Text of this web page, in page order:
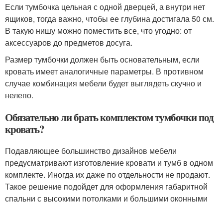
Если тумбочка цельная с одной дверцей, а внутри нет
ящиков, тогда важно, чтобы ее глубина достигала 50 см.
В такую нишу можно поместить все, что угодно: от
аксессуаров до предметов досуга.
Размер тумбочки должен быть основательным, если
кровать имеет аналогичные параметры. В противном
случае комбинация мебели будет выглядеть скучно и
нелепо.
Обязательно ли брать комплектом тумбочки под
кровать?
Подавляющее большинство дизайнов мебели
предусматривают изготовление кровати и тумб в одном
комплекте. Иногда их даже по отдельности не продают.
Такое решение подойдет для оформления габаритной
спальни с высокими потолками и большими оконными